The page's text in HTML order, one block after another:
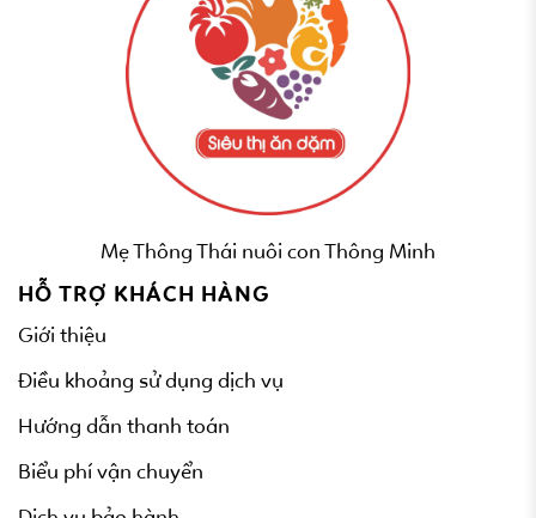
Mẹ Thông Thái nuôi con Thông Minh
HỖ TRỢ KHÁCH HÀNG
Giới thiệu
Điều khoảng sử dụng dịch vụ
Hướng dẫn thanh toán
Biểu phí vận chuyển